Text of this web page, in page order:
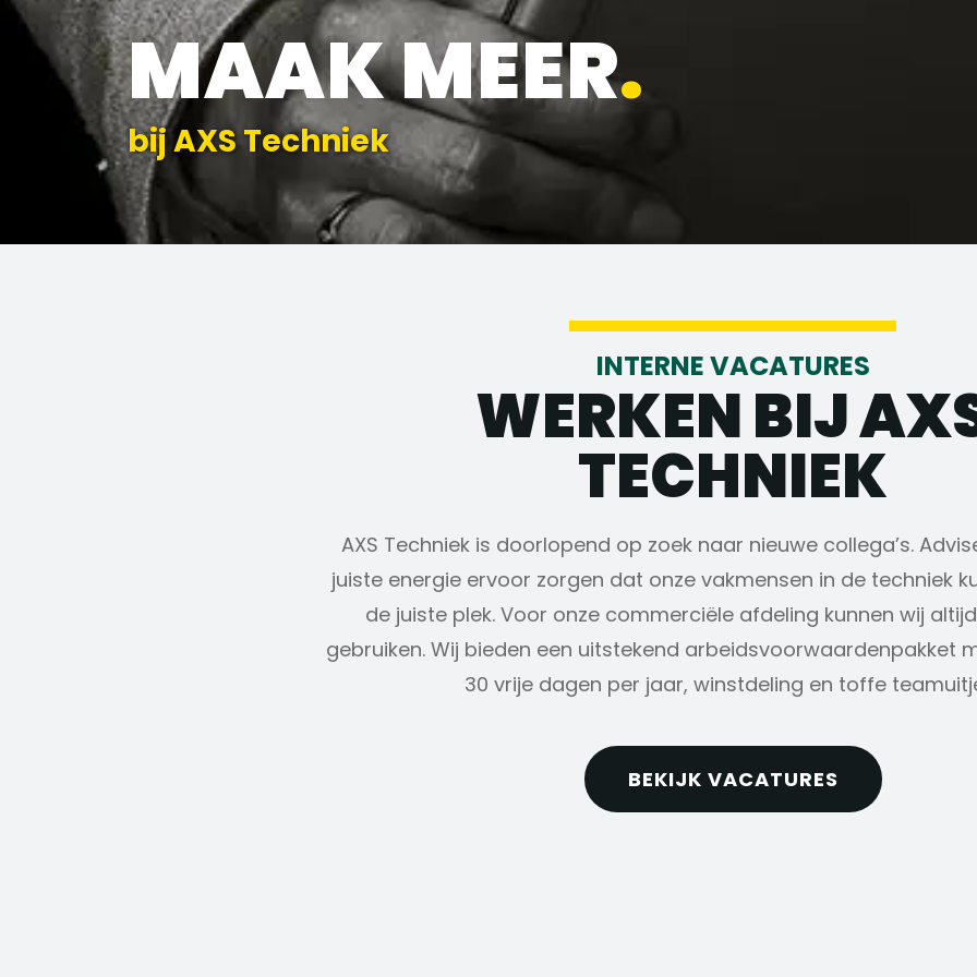
MAAK MEER.
bij AXS Techniek
INTERNE VACATURES
WERKEN BIJ
TECHNIEK
AXS Techniek is doorlopend op zoek naar nieuwe collega’s.
juiste energie ervoor zorgen dat onze vakmensen in de techniek
de juiste plek. Voor onze commerciële afdeling kunnen wij
gebruiken. Wij bieden een uitstekend arbeidsvoorwaardenpakket
30 vrije dagen per jaar, winstdeling en toffe
BEKIJK VACATURES